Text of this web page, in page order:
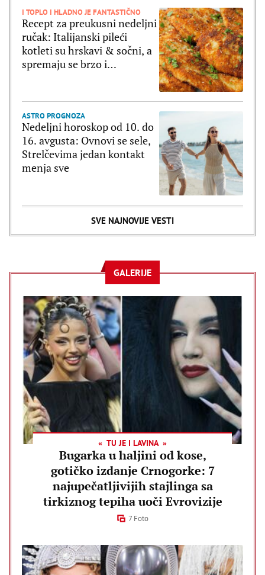
I TOPLO I HLADNO JE FANTASTIČNO
Recept za preukusni nedeljni
ručak: Italijanski pileći
kotleti su hrskavi & sočni, a
spremaju se brzo i
ASTRO PROGNOZA
Nedeljni horoskop od 10. do
16. avgusta: Ovnovi se sele,
Strelčevima jedan kontakt
menja sve
SVE NAJNOVIJE VESTI
GALERIJE
TU JE I LAVINA
Bugarka u haljini od kose,
gotičko izdanje Crnogorke: 7
najupečatljivijih stajlinga sa
tirkiznog tepiha uoči Evrovizije
7 Foto